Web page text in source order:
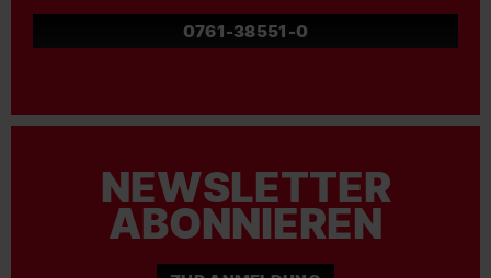
0761-38551-0
NEWSLETTER
ABONNIEREN